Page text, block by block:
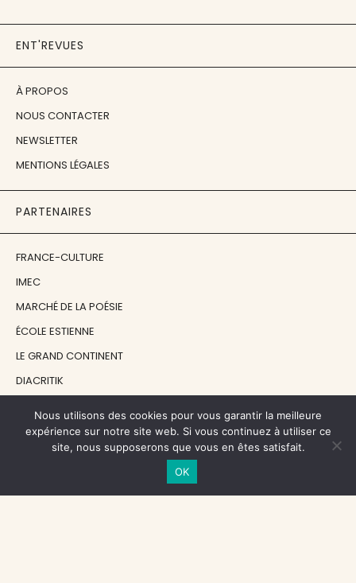
ENT'REVUES
À PROPOS
NOUS CONTACTER
NEWSLETTER
MENTIONS LÉGALES
PARTENAIRES
FRANCE-CULTURE
IMEC
MARCHÉ DE LA POÉSIE
ÉCOLE ESTIENNE
LE GRAND CONTINENT
DIACRITIK
NOS SOUTIENS
CENTRE NATIONAL DU LIVRE
Nous utilisons des cookies pour vous garantir la meilleure
expérience sur notre site web. Si vous continuez à utiliser ce
site, nous supposerons que vous en êtes satisfait.
OK